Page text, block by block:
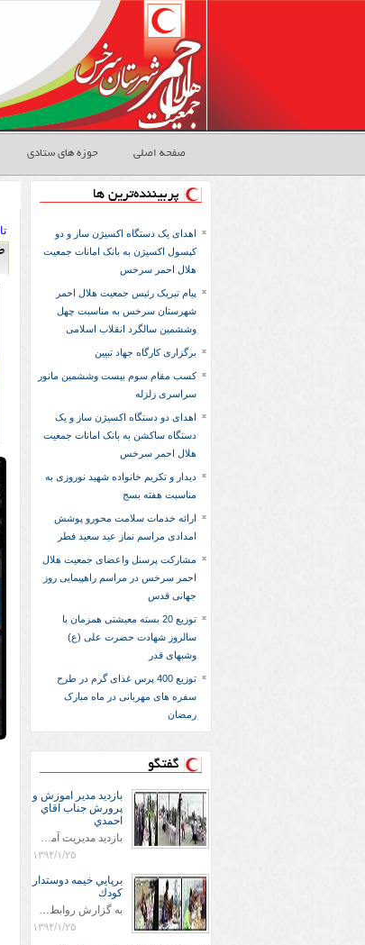
صفحه اصلی حوزه های ستادی
پربیننده‌ترین ها
اهدای یک دستگاه اکسیژن ساز و دو
کپسول اکسیژن به بانک امانات جمعیت
هلال احمر سرخس
پیام تبریک رئیس جمعیت هلال احمر
شهرستان سرخس به مناسبت چهل
وششمین سالگرد انقلاب اسلامی
برگزاری کارگاه جهاد تبیین
کسب مقام سوم بیست وششمین مانور
سراسری زلزله
اهدای دو دستگاه اکسیژن ساز و یک
دستگاه ساکشن به بانک امانات جمعیت
هلال احمر سرخس
دیدار و تکریم خانواده شهید نوروزی به
مناسبت هفته بسج
ارائه خدمات سلامت محورو پوشش
امدادی مراسم نماز عید سعید فطر
مشارکت پرسنل واعضای جمعیت هلال
احمر سرخس در مراسم راهپیمایی روز
جهانی قدس
توزیع 20 بسته معیشتی همزمان با
سالروز شهادت حضرت علی (ع)
وشبهای قدر
توزیع 400 پرس غذای گرم در طرح
سفره های مهربانی در ماه مبارک
رمضان
گفتگو
بازديد مدير اموزش و
پرورش جناب اقاي
احمدي
بازديد مديريت آموزش و پروش جناب اقاي احمدي به همراه اعضاي ستاد اسكان آموزش و پروش شهرستان سرخس در ساعت 11:30 در مورخه 11/1/1394 صورت گرفت و مسئولین با حضور در پست مسافرين نوروزی كه جمعیت هلال احمر شهرستان از نزدیک در جریان روند اجرای طرح های قرار گرفتند .
۱۳۹۴/۱/۲۵
برپايي خيمه دوستدار
كودك
به گزارش روابط عمومي جمعيت هلال احمر شهرستان سرخس علاوه بر اجرای خدمات امدادی، راهنمایی های گردشگری و موقعیت های جغرافیایی و برپایی چادرهای سلامت به منظور سنجش رایگان فشار و قندخون مسافران، ، خيمه هايي.با عنوان دوستدار کودک تجهیزشده که دراین فضا کودکان مراجعه کننده از طریق نقاشی و سایر هنرهای تجسمی با مفاهیم جمعیت هلال احمر و اصول هفتگانه آن آشنا می شوند. به دليل حضور چشم گير كودكان و خانواده ها سعی شده در قالب های متناسب با سنین کودکان مراجعه کنند
۱۳۹۴/۱/۲۵